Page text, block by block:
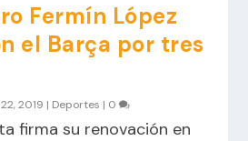
Fermín López
el Barça por tres
2019 | Deportes | 0
firma su renovación en